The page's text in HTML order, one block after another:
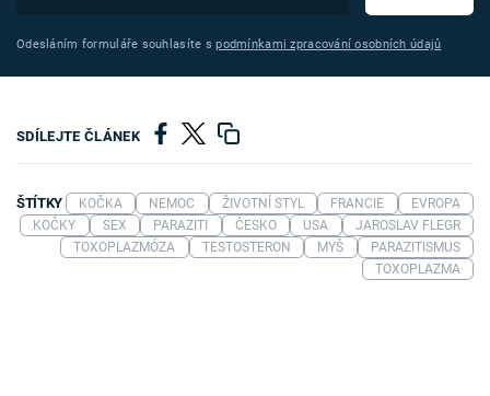
Odesláním formuláře souhlasíte spodmínkami zpracování osobních údajů
SDÍLEJTE ČLÁNEK
ŠTÍTKY KOČKA NEMOC ŽIVOTNÍ STYL FRANCIE
EVROPA
KOČKY
SEX PARAZITI ČESKO USA
JAROSLAV FLEGR
TOXOPLAZMÓZA
TESTOSTERON MYŠ
PARAZITISMUS
TOXOPLAZMA